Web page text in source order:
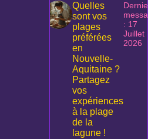
Quelles
sont vos
plages
préférées
en
Nouvelle-
Aquitaine ?
Partagez
vos
expériences
à la plage
de la
lagune !
: 17
Juillet
2026